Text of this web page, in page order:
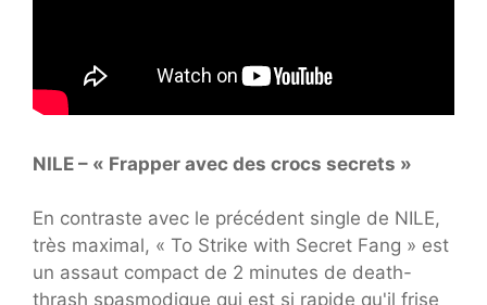
NILE – « Frapper avec des crocs secrets »
En contraste avec le précédent single de NILE,
très maximal, « To Strike with Secret Fang » est
un assaut compact de 2 minutes de death-
thrash spasmodique qui est si rapide qu'il frise